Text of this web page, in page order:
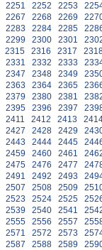
2251 2252 2253
2267 2268 2269
2283 2284 2285
2299 2300 2301
2315 2316 2317
2331 2332 2333
2347 2348 2349
2363 2364 2365
2379 2380 2381
2395 2396 2397
2411 2412 2413
2427 2428 2429
2443 2444 2445
2459 2460 2461
2475 2476 2477
2491 2492 2493
2507 2508 2509
2523 2524 2525
2539 2540 2541
2555 2556 2557
2571 2572 2573
2587 2588 2589